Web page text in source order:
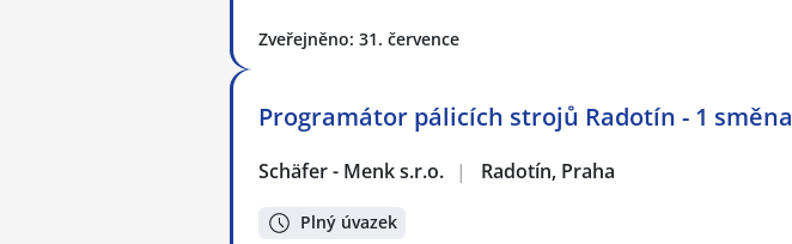
Zveřejněno: 31. července
Programátor pálicích strojů Radotín - 1 směna
Schäfer - Menk s.r.o. | Radotín, Praha
Plný úvazek